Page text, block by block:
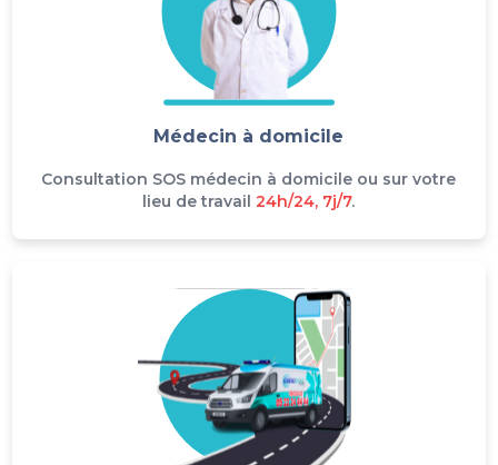
Médecin à domicile
Consultation SOS médecin à domicile ou sur votre
lieu de travail 24h/24, 7j/7.